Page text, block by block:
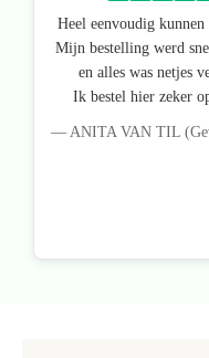
Heel eenvoudig kunnen
Mijn bestelling werd
en alles was netjes
Ik bestel hier zeker
— ANITA VAN TIL